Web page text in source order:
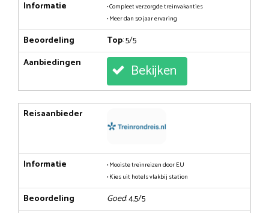
Informatie
• Compleet verzorgde treinvakanties
• Meer dan 50 jaar ervaring
Beoordeling Top: 5/5
Aanbiedingen
Bekijken
Reisaanbieder
Informatie
• Mooiste treinreizen door EU
• Kies uit hotels vlakbij station
Beoordeling Goed: 4,5/5